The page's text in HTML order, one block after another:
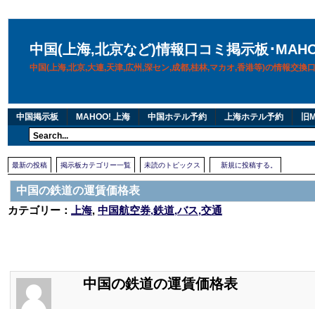
中国(上海,北京など)情報口コミ掲示板･
中国(上海,北京,大連,天津,広州,深セン,成都,桂林,マカオ,香港等)の情報交換
中国掲示板 MAHOO! 上海 中国ホテル予約 上海ホテル予約 旧
最新の投稿 掲示板カテゴリー一覧 未読のトピックス 新規に投稿する。
中国の鉄道の運賃価格表
カテゴリー：
上海, 中国航空券,鉄道,バス,交通
中国の鉄道の運賃価格表